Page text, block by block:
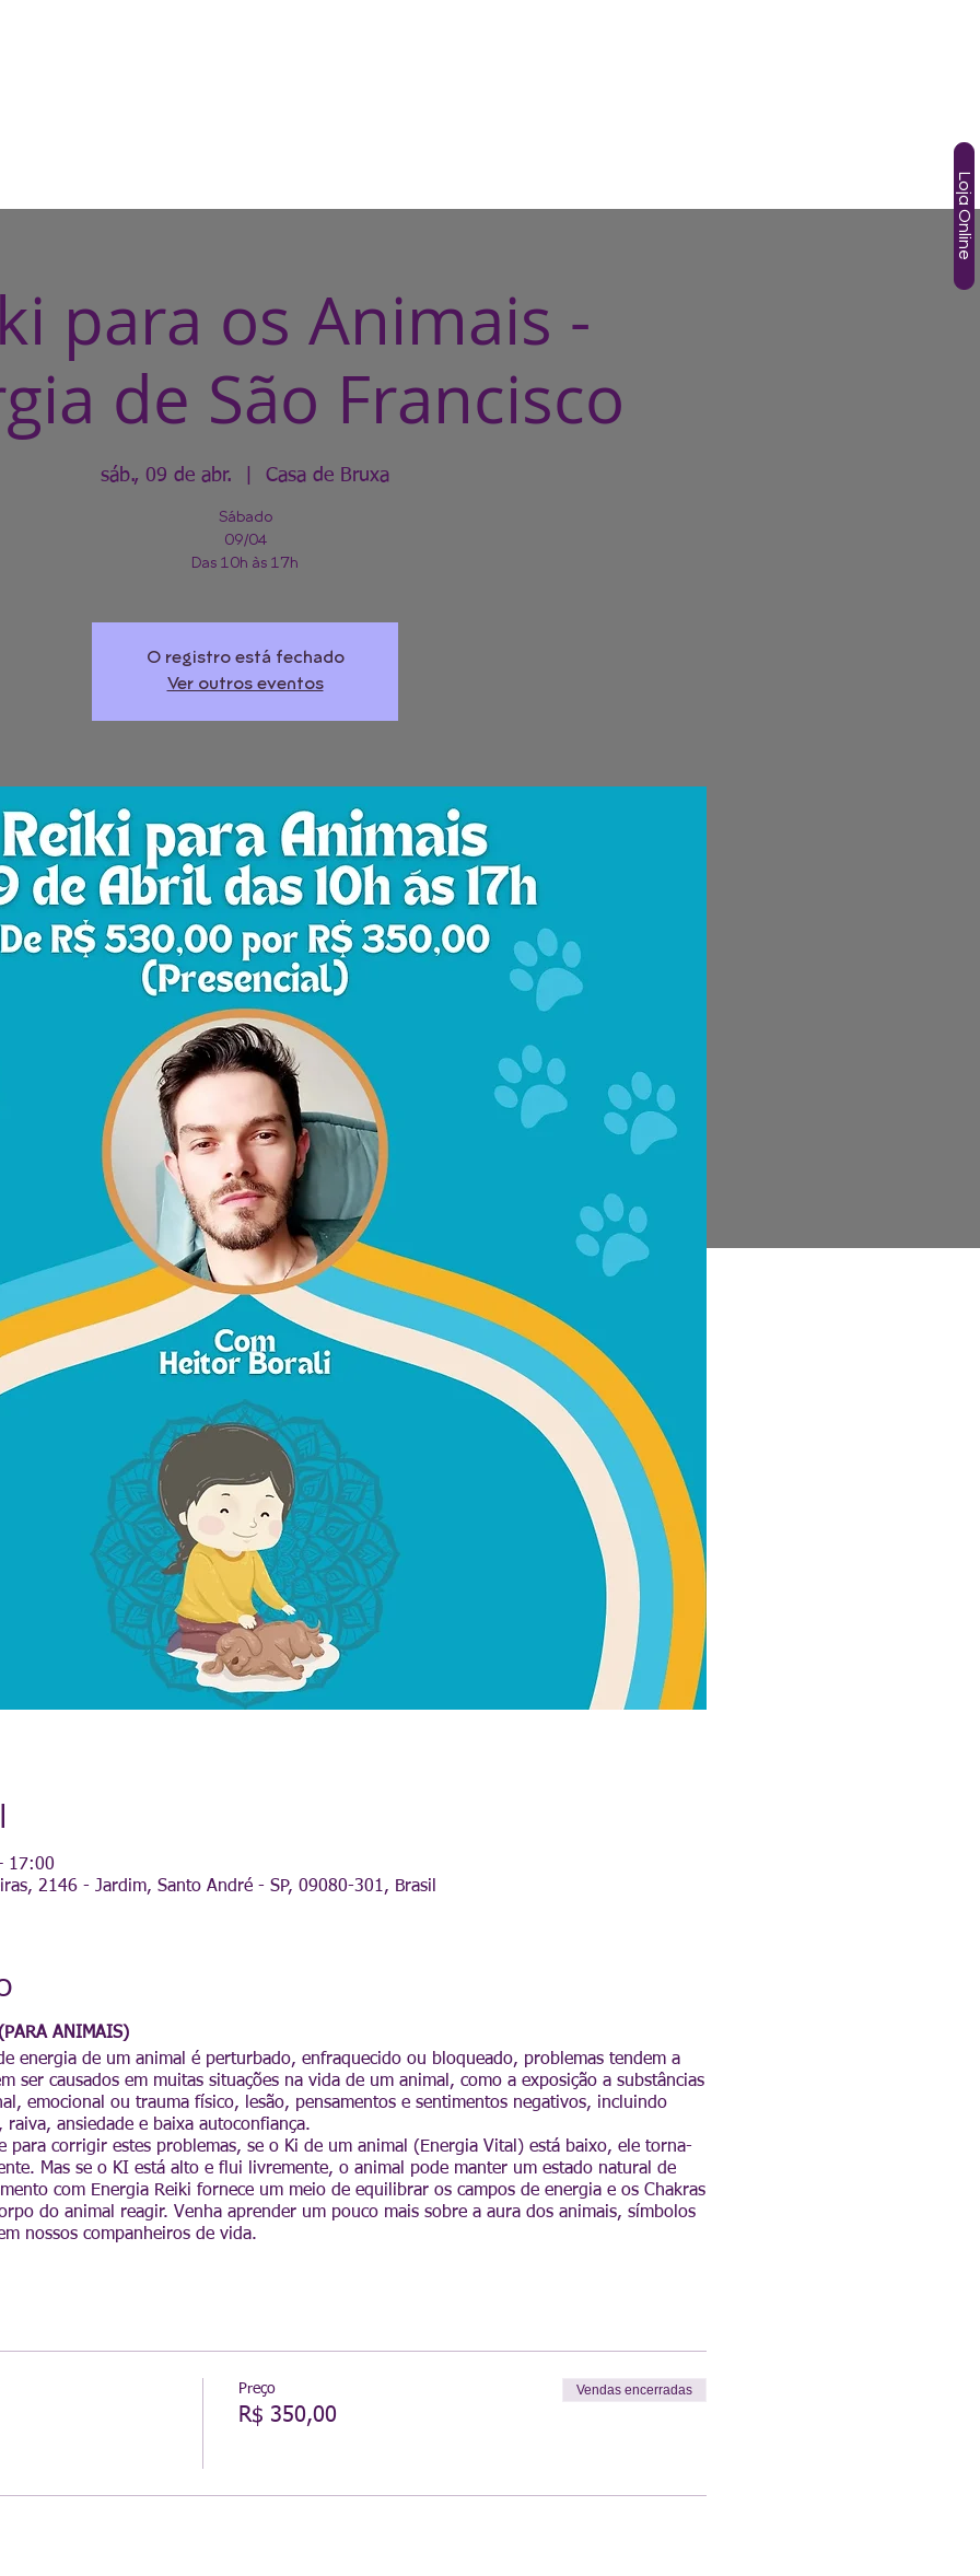
Loja Online
para os Animais -
de São Francisco
sáb., 09 de abr. Casa de Bruxa
Sábado
09/04
Das 10h às 17h
O registro está fechado
Ver outros eventos
17:00
2146 - Jardim, Santo André - SP, 09080-301, Brasil
ANIMAIS)
energia de um animal é perturbado, enfraquecido ou bloqueado, problemas tendem a
ser causados em muitas situações na vida de um animal, como a exposição a substâncias
emocional ou trauma físico, lesão, pensamentos e sentimentos negativos, incluindo
ansiedade e baixa autoconfiança.
para corrigir estes problemas, se o Ki de um animal (Energia Vital) está baixo, ele torna-
Mas se o KI está alto e flui livremente, o animal pode manter um estado natural de
com Energia Reiki fornece um meio de equilibrar os campos de energia e os Chakras
do animal reagir. Venha aprender um pouco mais sobre a aura dos animais, símbolos
nossos companheiros de vida.
Preço
R$ 350,00
Vendas encerradas